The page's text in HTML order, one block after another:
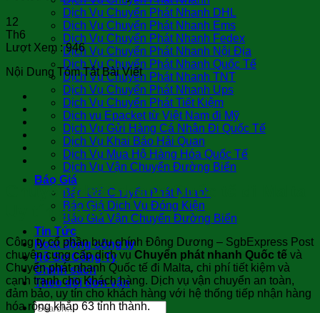
Dịch Vụ Chuyển Phát Nhanh DHL
Dịch Vụ Chuyển Phát Nhanh Ems
Dịch Vụ Chuyển Phát Nhanh Fedex
Dịch Vụ Chuyển Phát Nhanh Nội Địa
Dịch Vụ Chuyển Phát Nhanh Quốc Tế
Dịch Vụ Chuyển Phát Nhanh TNT
Dịch Vụ Chuyển Phát Nhanh Ups
Dịch Vụ Chuyển Phát Tiết Kiệm
Dịch vụ Epacket từ Việt Nam đi Mỹ
Dịch Vụ Gửi Hàng Cá Nhân Đi Quốc Tế
Dịch Vụ Khai Báo Hải Quan
Dịch Vụ Mua Hộ Hàng Hóa Quốc Tế
Dịch Vụ Vận Chuyển Đường Biển
Báo Giá
Báo Giá Chuyển Phát Nhanh
Báo Giá Dịch Vụ Đóng Kiện
Báo Giá Vận Chuyển Đường Biển
Tin Tức
Hoạt động công ty
Hồ Sơ Công Ty
Chính sách
Theo dõi đơn vận
12
Th6
Lượt Xem : 946
Nội Dung Tóm Tắt Bài Viết
Chuyển phát nhanh Quốc tế đi Malta
Uy tín giá rẻ
Công ty cổ phần bưu chính Đông Dương – SgbExpress Post
chuyên cung cấp dịch vụ Chuyển phát nhanh Quốc tế và
Chuyển phát nhanh Quốc tế đi Malta, chi phí tiết kiệm và
cạnh tranh cho Khách hàng. Dịch vụ vận chuyển an toàn,
đảm bảo, uy tín cho khách hàng với hệ thống tiếp nhận hàng
hóa rộng khắp 63 tỉnh thành.